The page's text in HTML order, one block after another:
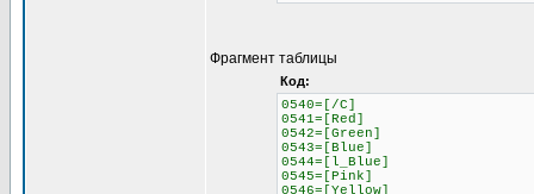
Фрагмент таблицы
Код:
0540=[/C]
0541=[Red]
0542=[Green]
0543=[Blue]
0544=[l_Blue]
0545=[Pink]
0546=[Yellow]